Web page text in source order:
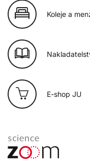
Koleje a
E-shop JU